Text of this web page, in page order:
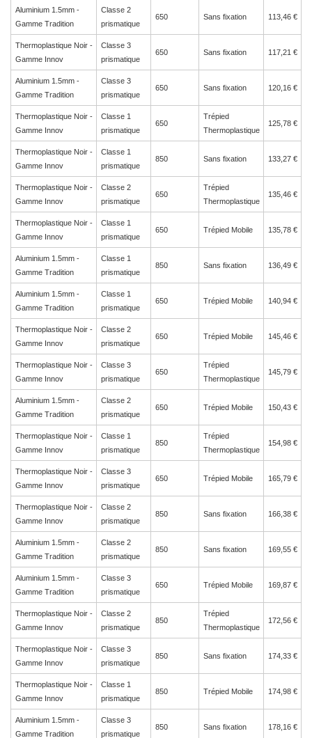
Aluminium 1.5mm -
Gamme Tradition
Classe 2
prismatique
650 Sans fixation 113,46 €
Thermoplastique Noir -
Gamme Innov
Classe 3
prismatique
650 Sans fixation 117,21 €
Aluminium 1.5mm -
Gamme Tradition
Classe 3
prismatique
650 Sans fixation 120,16 €
Thermoplastique Noir -
Gamme Innov
Classe 1
prismatique
650
Trépied
Thermoplastique
125,78 €
Thermoplastique Noir -
Gamme Innov
Classe 1
prismatique
850 Sans fixation 133,27 €
Thermoplastique Noir -
Gamme Innov
Classe 2
prismatique
650
Trépied
Thermoplastique
135,46 €
Thermoplastique Noir -
Gamme Innov
Classe 1
prismatique
650 Trépied Mobile 135,78 €
Aluminium 1.5mm -
Gamme Tradition
Classe 1
prismatique
850 Sans fixation 136,49 €
Aluminium 1.5mm -
Gamme Tradition
Classe 1
prismatique
650 Trépied Mobile 140,94 €
Thermoplastique Noir -
Gamme Innov
Classe 2
prismatique
650 Trépied Mobile 145,46 €
Thermoplastique Noir -
Gamme Innov
Classe 3
prismatique
650
Trépied
Thermoplastique
145,79 €
Aluminium 1.5mm -
Gamme Tradition
Classe 2
prismatique
650 Trépied Mobile 150,43 €
Thermoplastique Noir -
Gamme Innov
Classe 1
prismatique
850
Trépied
Thermoplastique
154,98 €
Thermoplastique Noir -
Gamme Innov
Classe 3
prismatique
650 Trépied Mobile 165,79 €
Thermoplastique Noir -
Gamme Innov
Classe 2
prismatique
850 Sans fixation 166,38 €
Aluminium 1.5mm -
Gamme Tradition
Classe 2
prismatique
850 Sans fixation 169,55 €
Aluminium 1.5mm -
Gamme Tradition
Classe 3
prismatique
650 Trépied Mobile 169,87 €
Thermoplastique Noir -
Gamme Innov
Classe 2
prismatique
850
Trépied
Thermoplastique
172,56 €
Thermoplastique Noir -
Gamme Innov
Classe 3
prismatique
850 Sans fixation 174,33 €
Thermoplastique Noir -
Gamme Innov
Classe 1
prismatique
850 Trépied Mobile 174,98 €
Aluminium 1.5mm -
Gamme Tradition
Classe 3
prismatique
850 Sans fixation 178,16 €